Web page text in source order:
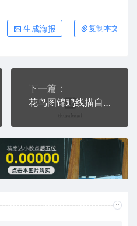
生成海报 复制本文链接
下一篇：
花鸟图锦鸡线描自然美景PLT格式激光打标文件通用矢量图